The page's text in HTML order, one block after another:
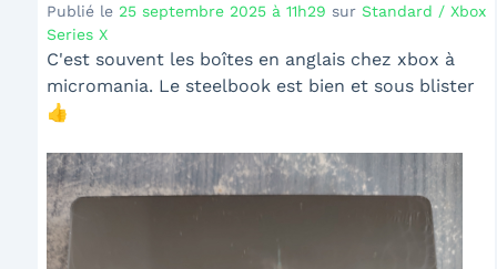
Publié le 25 septembre 2025 à 11h29 sur Standard / Xbox
Series X
C'est souvent les boîtes en anglais chez xbox à
micromania. Le steelbook est bien et sous blister
👍